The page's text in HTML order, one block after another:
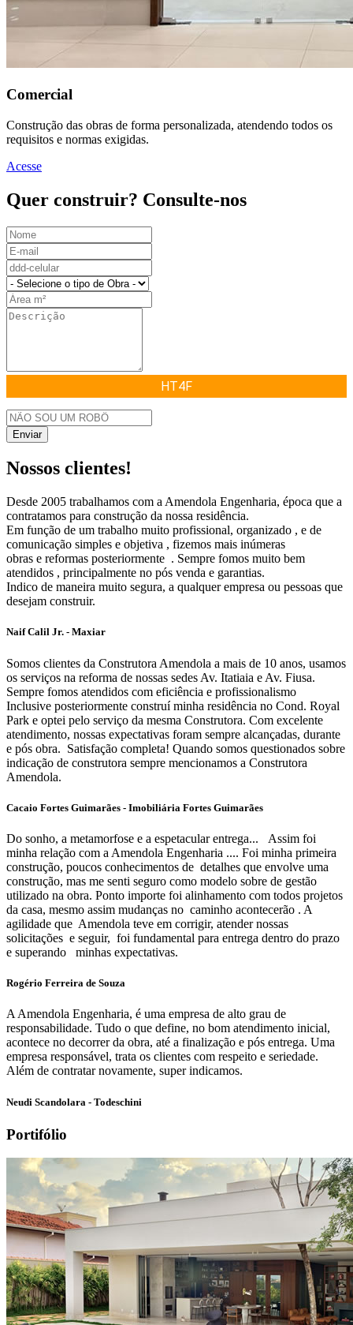
Comercial
Construção das obras de forma personalizada, atendendo todos os
requisitos e normas exigidas.
Acesse
Quer construir? Consulte-nos
HT4F
Enviar
Nossos clientes!
Desde 2005 trabalhamos com a Amendola Engenharia, época que a
contratamos para construção da nossa residência.
Em função de um trabalho muito profissional, organizado , e de
comunicação simples e objetiva , fizemos mais inúmeras
obras e reformas posteriormente . Sempre fomos muito bem
atendidos , principalmente no pós venda e garantias.
Indico de maneira muito segura, a qualquer empresa ou pessoas que
desejam construir.
Naif Calil Jr. - Maxiar
Somos clientes da Construtora Amendola a mais de 10 anos, usamos
os serviços na reforma de nossas sedes Av. Itatiaia e Av. Fiusa.
Sempre fomos atendidos com eficiência e profissionalismo
Inclusive posteriormente construí minha residência no Cond. Royal
Park e optei pelo serviço da mesma Construtora. Com excelente
atendimento, nossas expectativas foram sempre alcançadas, durante
e pós obra. Satisfação completa! Quando somos questionados sobre
indicação de construtora sempre mencionamos a Construtora
Amendola.
Cacaio Fortes Guimarães - Imobiliária Fortes Guimarães
Do sonho, a metamorfose e a espetacular entrega... Assim foi
minha relação com a Amendola Engenharia .... Foi minha primeira
construção, poucos conhecimentos de detalhes que envolve uma
construção, mas me senti seguro como modelo sobre de gestão
utilizado na obra. Ponto importe foi alinhamento com todos projetos
da casa, mesmo assim mudanças no caminho acontecerão . A
agilidade que Amendola teve em corrigir, atender nossas
solicitações e seguir, foi fundamental para entrega dentro do prazo
e superando minhas expectativas.
Rogério Ferreira de Souza
A Amendola Engenharia, é uma empresa de alto grau de
responsabilidade. Tudo o que define, no bom atendimento inicial,
acontece no decorrer da obra, até a finalização e pós entrega. Uma
empresa responsável, trata os clientes com respeito e seriedade.
Além de contratar novamente, super indicamos.
Neudi Scandolara - Todeschini
Portifólio